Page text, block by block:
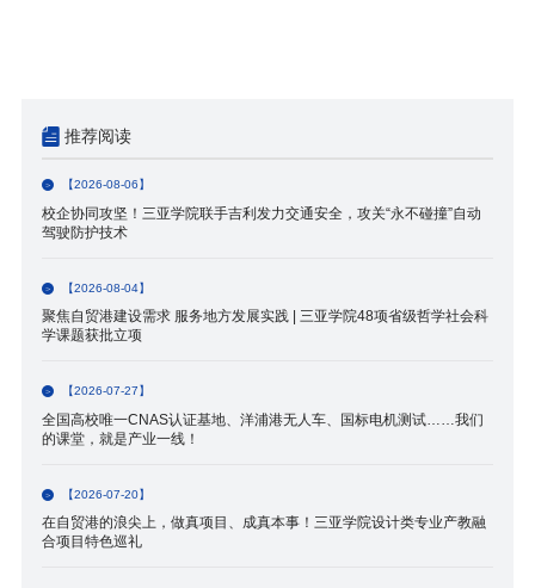
推荐阅读
【2026-08-06】
校企协同攻坚！三亚学院联手吉利发力交通安全，攻关“永不碰撞”自动
驾驶防护技术
【2026-08-04】
聚焦自贸港建设需求 服务地方发展实践 | 三亚学院48项省级哲学社会科
学课题获批立项
【2026-07-27】
全国高校唯一CNAS认证基地、洋浦港无人车、国标电机测试……我们
的课堂，就是产业一线！
【2026-07-20】
在自贸港的浪尖上，做真项目、成真本事！三亚学院设计类专业产教融
合项目特色巡礼